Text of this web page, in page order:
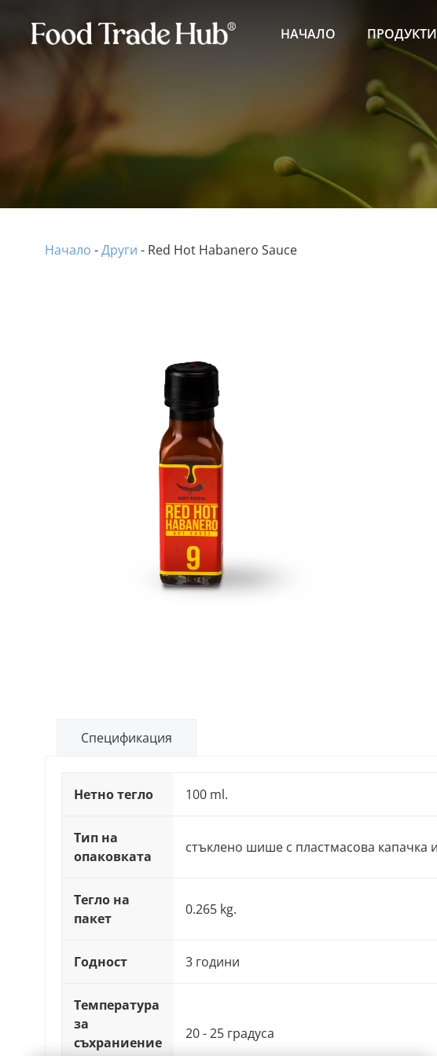
НАЧАЛО ПРОДУКТИ
Начало -Други - Red Hot Habanero Sauce
Спецификация
Нетно тегло 100 ml.
Тип на
опаковката
стъклено шише с пластмасова капачка
Тегло на
пакет
0.265 kg.
Годност 3 години
Температура
за
съхраниение
20 - 25 градуса